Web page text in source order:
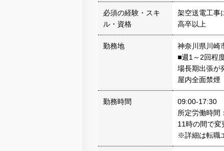
必須の経験・スキ
ル・資格
架空送電工事
高卒以上
勤務地
神奈川県川崎
■週1～2回程
場長期出張が
屋内全面禁煙
勤務時間
09:00-17:30
所定労働時間
11時の間で変
※詳細は転職